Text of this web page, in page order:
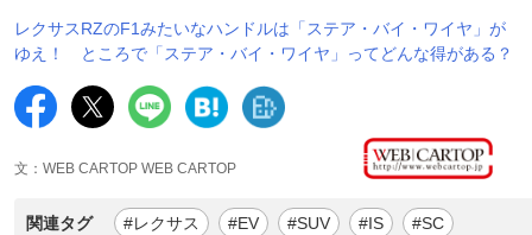
レクサスRZのF1みたいなハンドルは「ステア・バイ・ワイヤ」が
ゆえ！ ところで「ステア・バイ・ワイヤ」ってどんな得がある？
文：WEB CARTOP WEB CARTOP
関連タグ #レクサス #EV #SUV #IS #SC